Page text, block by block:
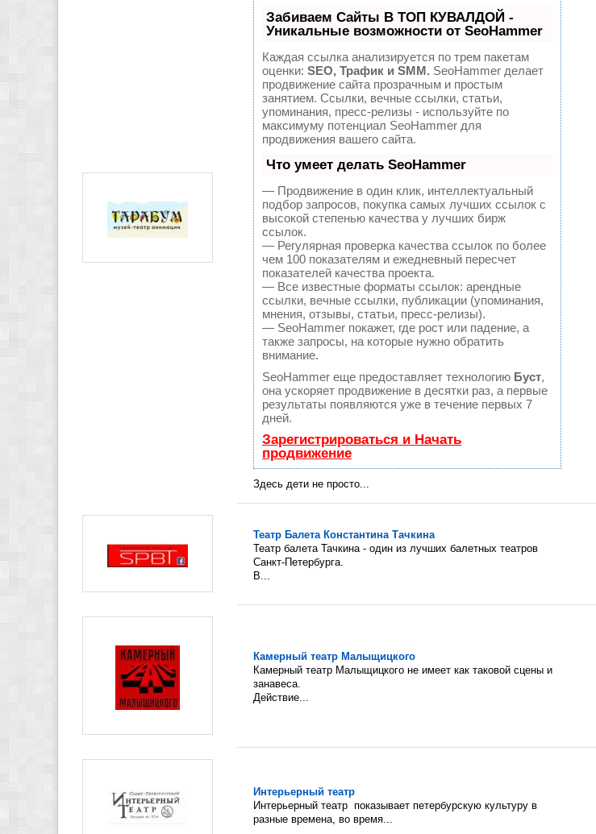
Забиваем Сайты В ТОП КУВАЛДОЙ -
Уникальные возможности от SeoHammer
Каждая ссылка анализируется по трем пакетам
оценки: SEO, Трафик и SMM. SeoHammer делает
продвижение сайта прозрачным и простым
занятием. Ссылки, вечные ссылки, статьи,
упоминания, пресс-релизы - используйте по
максимуму потенциал SeoHammer для
продвижения вашего сайта.
Что умеет делать SeoHammer
— Продвижение в один клик, интеллектуальный
подбор запросов, покупка самых лучших ссылок с
высокой степенью качества у лучших бирж
ссылок.
— Регулярная проверка качества ссылок по более
чем 100 показателям и ежедневный пересчет
показателей качества проекта.
— Все известные форматы ссылок: арендные
ссылки, вечные ссылки, публикации (упоминания,
мнения, отзывы, статьи, пресс-релизы).
— SeoHammer покажет, где рост или падение, а
также запросы, на которые нужно обратить
внимание.
SeoHammer еще предоставляет технологию Буст,
она ускоряет продвижение в десятки раз, а первые
результаты появляются уже в течение первых 7
дней.
Зарегистрироваться и Начать
продвижение
Здесь дети не просто...
Театр Балета Константина Тачкина
Театр балета Тачкина - один из лучших балетных театров
Санкт-Петербурга.
В...
Камерный театр Малыщицкого
Камерный театр Малыщицкого не имеет как таковой сцены и
занавеса.
Действие...
Интерьерный театр
Интерьерный театр показывает петербурскую культуру в
разные времена, во время...